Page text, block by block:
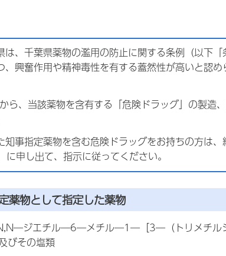
は、千葉県薬物の濫用の防止に関する条例（以下
、興奮作用や精神毒性を有する蓋然性が高いと認
ら、当該薬物を含有する「危険ドラッグ」の製造
知事指定薬物を含む危険ドラッグをお持ちの方は
申し出て、指示に従ってください。
薬物として指定した薬物
ジエチル―6―メチル―1―［3―（トリメチル
びその塩類